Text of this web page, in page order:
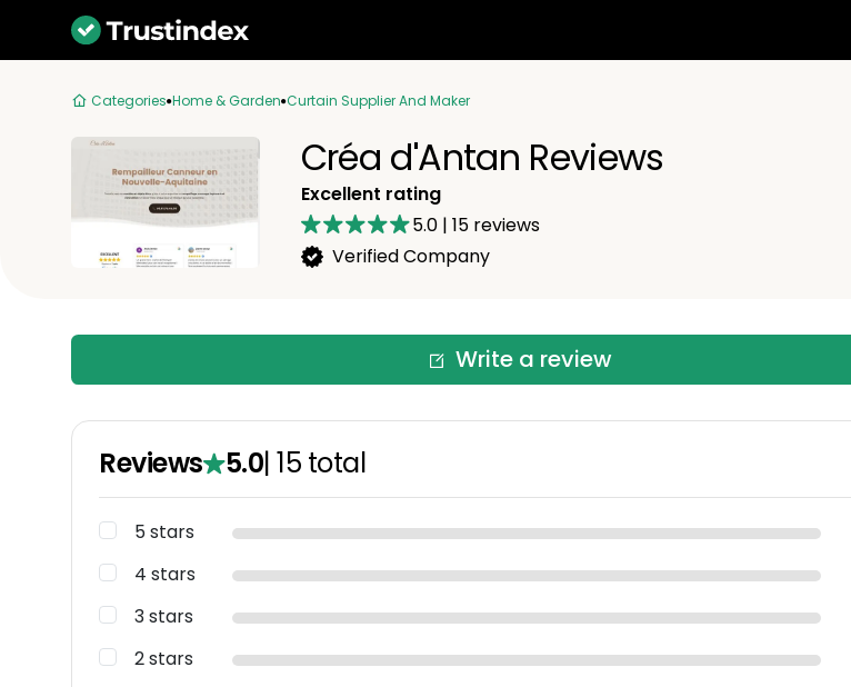
Categories Home & Garden Curtain Supplier And Maker
Créa d'Antan Reviews
Excellent rating
5.0 | 15reviews
Verified Company
Write a review
Reviews 5.0|15 total
5 stars
4 stars
3 stars
2 stars